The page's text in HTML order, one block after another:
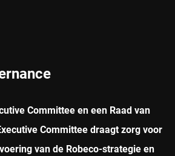
Committee en een Raad van
Committee draagt zorg voor
van de Robeco-strategie en